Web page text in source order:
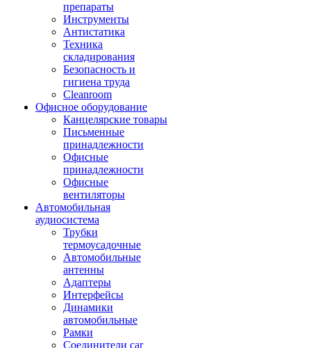
препараты
Инструменты
Aнтистатика
Техника
складирования
Безопасность и
гигиена труда
Cleanroom
Офисное оборудование
Канцелярские товары
Письменные
принадлежности
Офисные
принадлежности
Офисные
вентиляторы
Автомобильная
аудиосистема
Трубки
термоусадочные
Автомобильные
антенны
Адаптеры
Интерфейсы
Динамики
автомобильные
Рамки
Соединители car